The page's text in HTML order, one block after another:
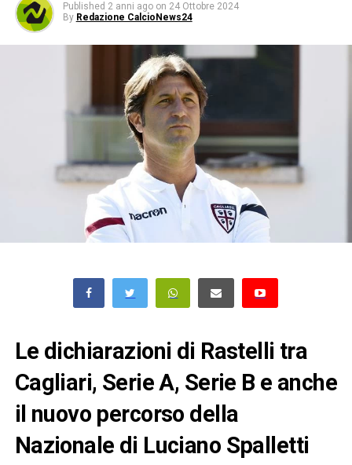
Published 2 anni ago on 24 Ottobre 2024
By Redazione CalcioNews24
Le dichiarazioni di Rastelli tra
Cagliari, Serie A, Serie B e anche
il nuovo percorso della
Nazionale di Luciano Spalletti